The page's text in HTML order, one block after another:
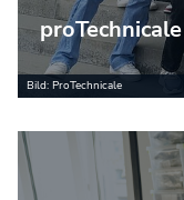
Bild: ProTechnicale